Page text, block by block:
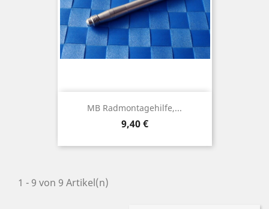
MB Radmontagehilfe,...
Preis
9,40 €
1 - 9 von 9 Artikel(n)